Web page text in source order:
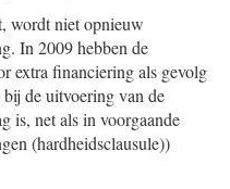
wordt niet opnieuw
In 2009 hebben de
extra financiering als gevolg
de uitvoering van de
is, net als in voorgaande
(hardheidsclausule))